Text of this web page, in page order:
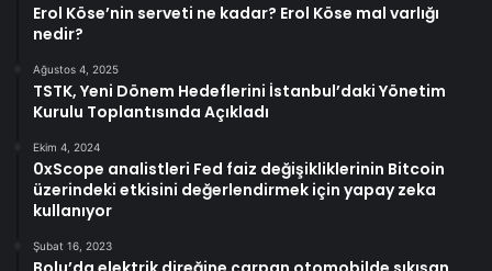
Erol Köse’nin serveti ne kadar? Erol Köse mal varlığı
nedir?
Ağustos 4, 2025
TSTK, Yeni Dönem Hedeflerini İstanbul’daki Yönetim
Kurulu Toplantısında Açıkladı
Ekim 4, 2024
0xScope analistleri Fed faiz değişikliklerinin Bitcoin
üzerindeki etkisini değerlendirmek için yapay zeka
kullanıyor
Şubat 16, 2023